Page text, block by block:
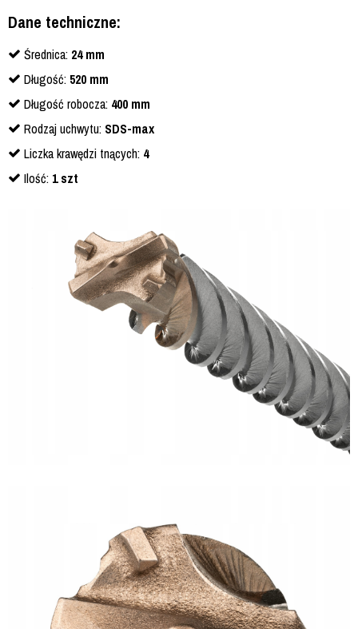
Dane techniczne:
Średnica: 24mm
Długość: 520 mm
Długość robocza: 400 mm
Rodzaj uchwytu: SDS-max
Liczka krawędzi tnących: 4
Ilość: 1 szt